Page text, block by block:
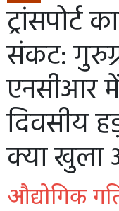
ट्रांसपोर्ट
संकट:
एनसीआर में
दिवसीय
क्या खुला
औद्योगिक